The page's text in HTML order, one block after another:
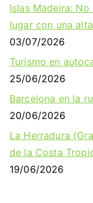
Islas Madeira:
lugar con una
03/07/2026
Turismo en
25/06/2026
Barcelona en la
20/06/2026
La Herradura
de la Costa
19/06/2026